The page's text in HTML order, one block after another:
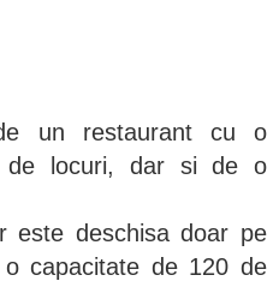
un restaurant cu o
de locuri, dar si de o
este deschisa doar pe
capacitate de 120 de